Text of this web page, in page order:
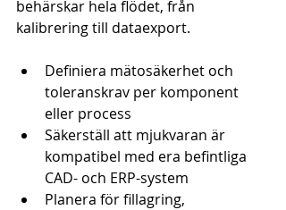
behärskar hela flödet, från
kalibrering till dataexport.
Definiera mätosäkerhet och
toleranskrav per komponent
eller process
Säkerställ att mjukvaran är
kompatibel med era befintliga
CAD- och ERP-system
Planera för fillagring,